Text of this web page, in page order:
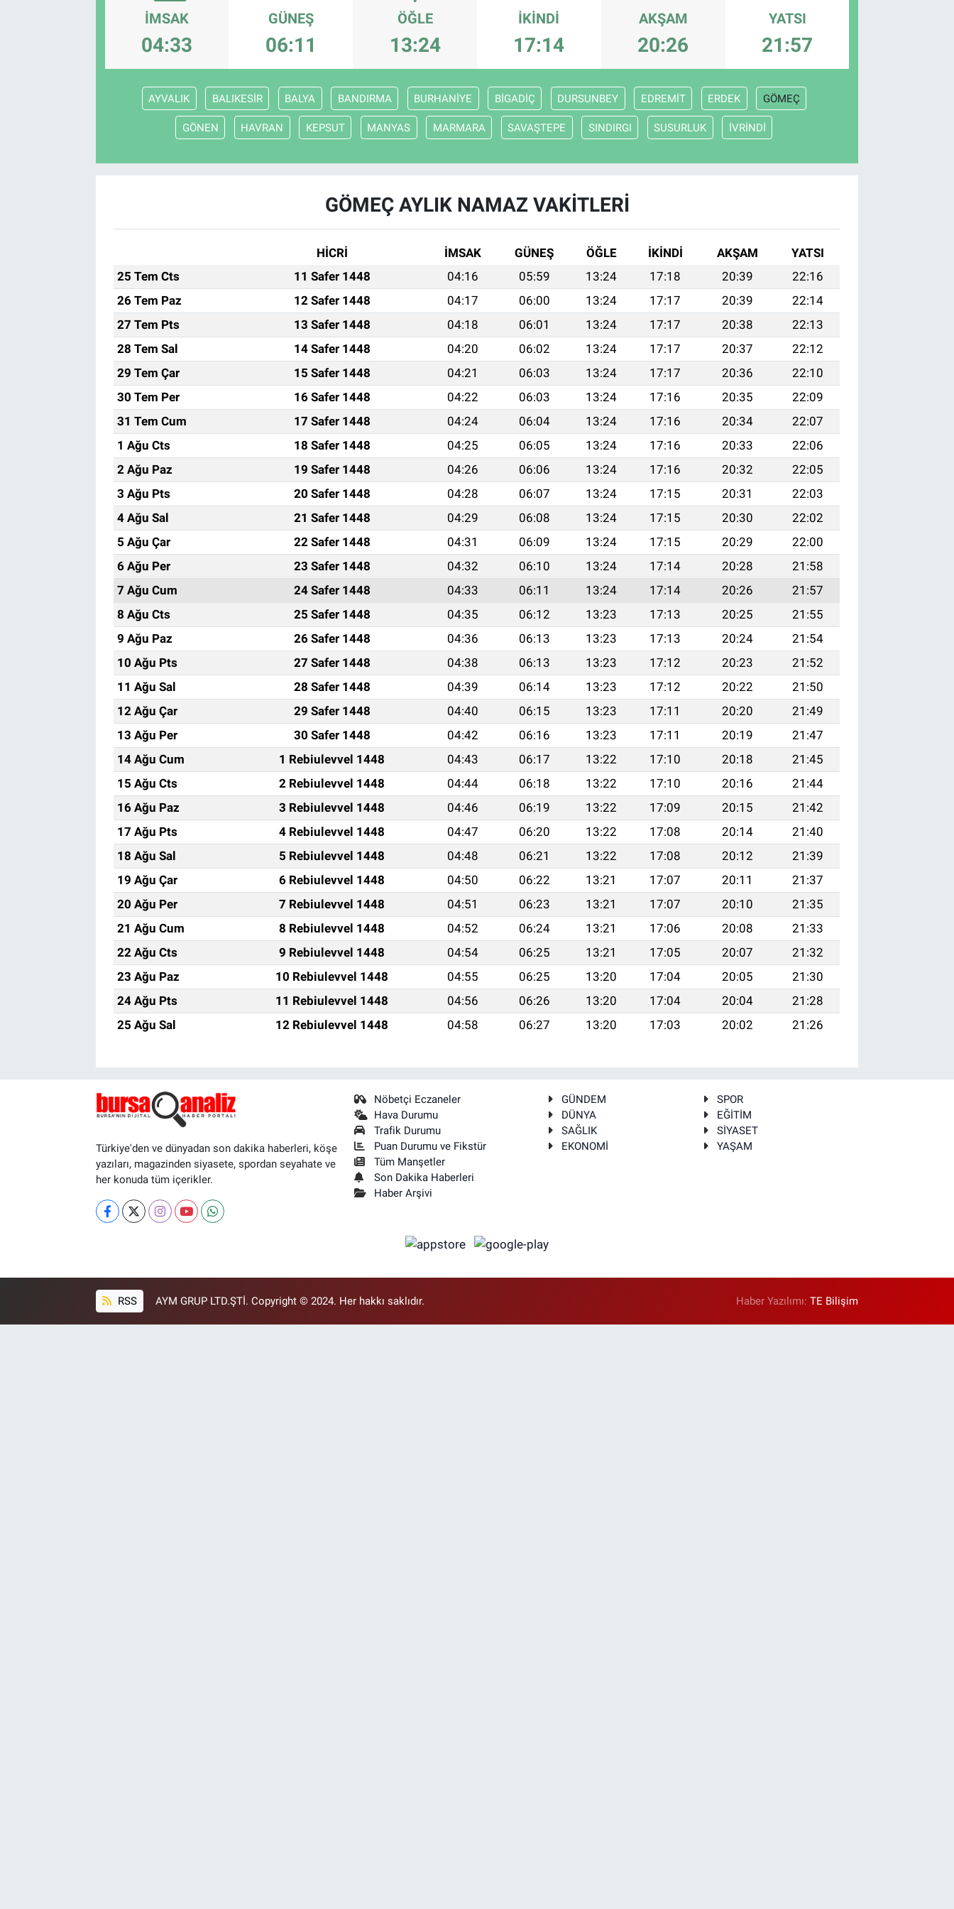
İMSAK
04:33
GÜNEŞ
06:11
ÖĞLE
13:24
İKINDI
17:14
AKŞAM
20:26
YATSI
21:57
AYVALIK BALIKESİR BALYA BANDIRMA BURHANİYE BİGADİÇ DURSUNBEY EDREMİT ERDEK GÖMEÇ
GÖNEN HAVRAN KEPSUT MANYAS MARMARA SAVAŞTEPE SINDIRGI SUSURLUK İVRİNDİ
GÖMEÇ AYLIK NAMAZ VAKITLERI
HİCRİ İMSAK GÜNEŞ ÖĞLE İKINDI AKŞAM
YATSI
25 Tem Cts
11 Safer 1448 04:16 05:59 13:24 17:18 20:39
22:16
26 Tem Paz
12 Safer 1448 04:17 06:00 13:24 17:17 20:39
22:14
27 Tem Pts
13 Safer 1448 04:18 06:01 13:24 17:17 20:38
22:13
28 Tem Sal
14 Safer 1448 04:20 06:02 13:24 17:17 20:37
22:12
29 Tem Çar
15 Safer 1448 04:21 06:03 13:24 17:17 20:36
22:10
30 Tem Per
16 Safer 1448 04:22 06:03 13:24 17:16 20:35
22:09
31 Tem Cum
17 Safer 1448 04:24 06:04 13:24 17:16 20:34
22:07
1 Ağu Cts
18 Safer 1448 04:25 06:05 13:24 17:16 20:33
22:06
2 Ağu Paz
19 Safer 1448 04:26 06:06 13:24 17:16 20:32
22:05
3 Ağu Pts
20 Safer 1448 04:28 06:07 13:24 17:15 20:31
22:03
4 Ağu Sal
21 Safer 1448 04:29 06:08 13:24 17:15 20:30
22:02
5 Ağu Çar
22 Safer 1448 04:31 06:09 13:24 17:15 20:29
22:00
6 Ağu Per
23 Safer 1448 04:32 06:10 13:24 17:14 20:28
21:58
7 Ağu Cum
24 Safer 1448 04:33 06:11 13:24 17:14 20:26
21:57
8 Ağu Cts
25 Safer 1448 04:35 06:12 13:23 17:13 20:25
21:55
9 Ağu Paz
26 Safer 1448 04:36 06:13 13:23 17:13 20:24
21:54
10 Ağu Pts
27 Safer 1448 04:38 06:13 13:23 17:12 20:23
21:52
11 Ağu Sal
28 Safer 1448 04:39 06:14 13:23 17:12 20:22
21:50
12 Ağu Çar
29 Safer 1448 04:40 06:15 13:23 17:11 20:20
21:49
13 Ağu Per
30 Safer 1448 04:42 06:16 13:23 17:11 20:19
21:47
14 Ağu Cum
1 Rebiulevvel 1448 04:43 06:17 13:22 17:10 20:18
21:45
15 Ağu Cts
2 Rebiulevvel 1448 04:44 06:18 13:22 17:10 20:16
21:44
16 Ağu Paz
3 Rebiulevvel 1448 04:46 06:19 13:22 17:09 20:15
21:42
17 Ağu Pts
4 Rebiulevvel 1448 04:47 06:20 13:22 17:08 20:14
21:40
18 Ağu Sal
5 Rebiulevvel 1448 04:48 06:21 13:22 17:08 20:12
21:39
19 Ağu Çar
6 Rebiulevvel 1448 04:50 06:22 13:21 17:07 20:11
21:37
20 Ağu Per
7 Rebiulevvel 1448 04:51 06:23 13:21 17:07 20:10
21:35
21 Ağu Cum
8 Rebiulevvel 1448 04:52 06:24 13:21 17:06 20:08
21:33
22 Ağu Cts
9 Rebiulevvel 1448 04:54 06:25 13:21 17:05 20:07
21:32
23 Ağu Paz
10 Rebiulevvel 1448 04:55 06:25 13:20 17:04 20:05
21:30
24 Ağu Pts
11 Rebiulevvel 1448 04:56 06:26 13:20 17:04 20:04
21:28
25 Ağu Sal
12 Rebiulevvel 1448 04:58 06:27 13:20 17:03 20:02 21:26
Türkiye'den ve dünyadan son dakika haberleri, köşe
yazıları, magazinden siyasete, spordan seyahate ve
her konuda tüm içerikler.
Nöbetçi Eczaneler
Hava Durumu
Trafik Durumu
Puan Durumu ve Fikstür
Tüm Manşetler
Son Dakika Haberleri
Haber Arşivi
GÜNDEM
SPOR
DÜNYA
EĞİTİM
SAĞLIK
SİYASET
EKONOMİ
YAŞAM
RSS AYM GRUP LTD.ŞTİ. Copyright © 2024. Her hakkı saklıdır. Haber Yazılımı:TE Bilişim